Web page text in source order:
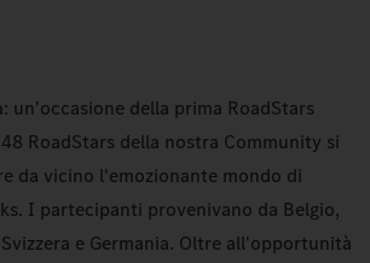
un'occasione della prima RoadStars
RoadStars della nostra Community si
da vicino l'emozionante mondo di
I partecipanti provenivano da Belgio,
Svizzera e Germania. Oltre all'opportunità